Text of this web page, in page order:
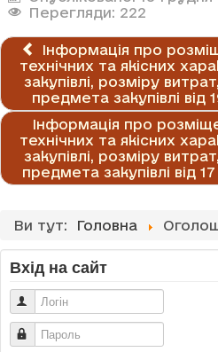
Перегляди: 222
Інформація про
технічних та якісних
закупівлі, розміру
предмета закупівлі від
Інформація про
технічних та якісних
закупівлі, розміру
предмета закупівлі від
Ви тут: Головна
Вхід на сайт
Логін
Пароль